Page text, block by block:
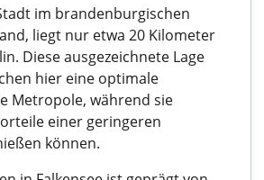
im brandenburgischen
liegt nur etwa 20 Kilometer
Diese ausgezeichnete Lage
hier eine optimale
Metropole, während sie
einer geringeren
können.